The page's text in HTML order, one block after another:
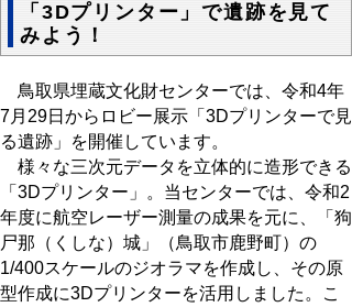
「3Dプリンター」で遺跡を見て
みよう！
鳥取県埋蔵文化財センターでは、令和4年
7月29日からロビー展示「3Dプリンターで見
る遺跡」を開催しています。
様々な三次元データを立体的に造形できる
「3Dプリンター」。当センターでは、令和2
年度に航空レーザー測量の成果を元に、「狗
尸那（くしな）城」（鳥取市鹿野町）の
1/400スケールのジオラマを作成し、その原
型作成に3Dプリンターを活用しました。こ